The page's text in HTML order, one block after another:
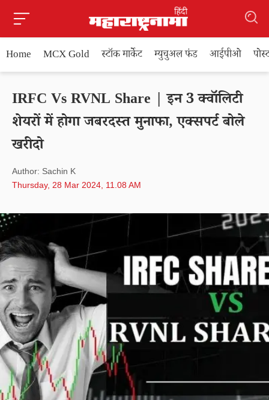
Home MCX Gold स्टॉक मार्केट म्युचुअल फंड आईपीओ
IRFC Vs RVNL Share | इन 3 क्‍वॉलिटी
शेयरों में होगा जबरदस्त मुनाफा, एक्सपर्ट बोले
खरीदो
Author: Sachin K
Thursday, 28 Mar 2024, 11.08 AM